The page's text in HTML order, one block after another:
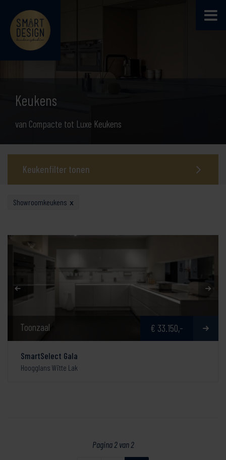
Keukens
van Compacte tot Luxe Keukens
Keukenfilter tonen
Showroomkeukens x
Toonzaal € 33.150,-
SmartSelect Gala
Hoogglans Witte Lak
Pagina 2 van 2